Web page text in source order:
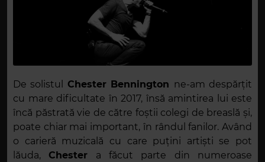
De solistul Chester Bennington ne-am despărțit
cu mare dificultate în 2017, însă amintirea lui este
încă păstrată vie de către foștii colegi de breaslă și,
poate chiar mai important, în rândul fanilor. Având
o carieră muzicală cu care puțini artiști se pot
lăuda, Chester a făcut parte din numeroase